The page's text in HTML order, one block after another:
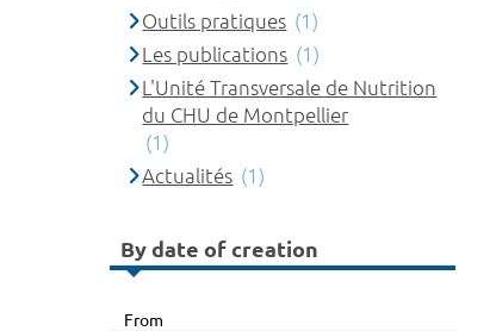
Outils pratiques (1)
Les publications (1)
L'Unité Transversale de Nutrition
du CHU de Montpellier
(1)
Actualités (1)
By date of creation
From